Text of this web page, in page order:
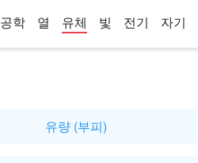
공학 열 유체 빛 전기 자기
유량 (부피)